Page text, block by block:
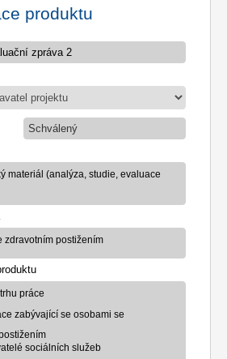
produktu
Schválený
materiál (analýza, studie, evaluace
zdravotním postižením
práce
zabývající se osobami se
sociálních služeb